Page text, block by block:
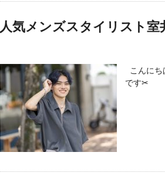
人気メンズスタイリスト
こんに
です✂